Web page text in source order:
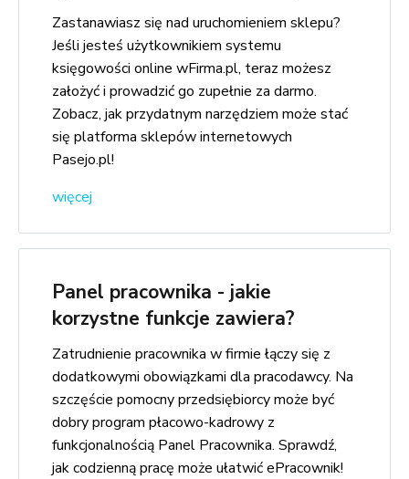
Zastanawiasz się nad uruchomieniem sklepu?
Jeśli jesteś użytkownikiem systemu
księgowości online wFirma.pl, teraz możesz
założyć i prowadzić go zupełnie za darmo.
Zobacz, jak przydatnym narzędziem może stać
się platforma sklepów internetowych
Pasejo.pl!
więcej
Panel pracownika - jakie
korzystne funkcje zawiera?
Zatrudnienie pracownika w firmie łączy się z
dodatkowymi obowiązkami dla pracodawcy. Na
szczęście pomocny przedsiębiorcy może być
dobry program płacowo-kadrowy z
funkcjonalnością Panel Pracownika. Sprawdź,
jak codzienną pracę może ułatwić ePracownik!